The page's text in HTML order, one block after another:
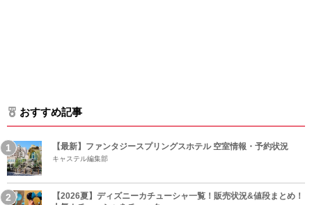
おすすめ記事
【最新】ファンタジースプリングスホテル 空室情報・予約状況
キャステル編集部
【2026夏】ディズニーカチューシャ一覧！販売状況&値段まとめ！